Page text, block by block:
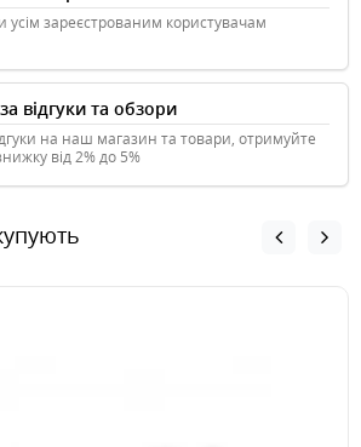
усім зареєстрованим користувачам
відгуки та обзори
на наш магазин та товари, отримуйте
від 2% до 5%